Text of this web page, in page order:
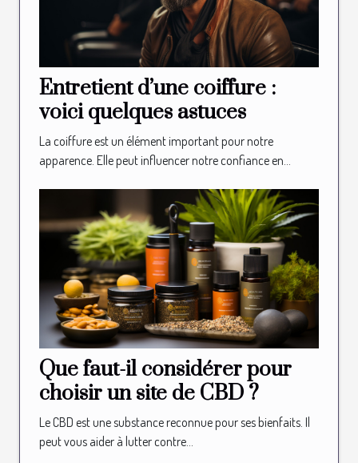
Entretient d’une coiffure :
voici quelques astuces
La coiffure est un élément important pour notre
apparence. Elle peut influencer notre confiance en...
Que faut-il considérer pour
choisir un site de CBD ?
Le CBD est une substance reconnue pour ses bienfaits. Il
peut vous aider à lutter contre...